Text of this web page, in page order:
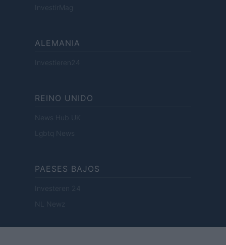
InvestirMag
ALEMANIA
Investieren24
REINO UNIDO
News Hub UK
Lgbtq News
PAESES BAJOS
Investeren 24
NL Newz